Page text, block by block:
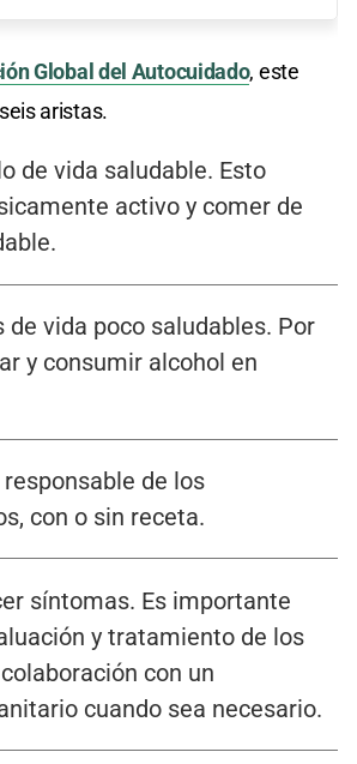
Global del Autocuidado, este
aristas.
de vida saludable. Esto
activo y comer de
de vida poco saludables. Por
y consumir alcohol en
de los
con o sin receta.
síntomas. Es importante
y tratamiento de los
con un
cuando sea necesario.